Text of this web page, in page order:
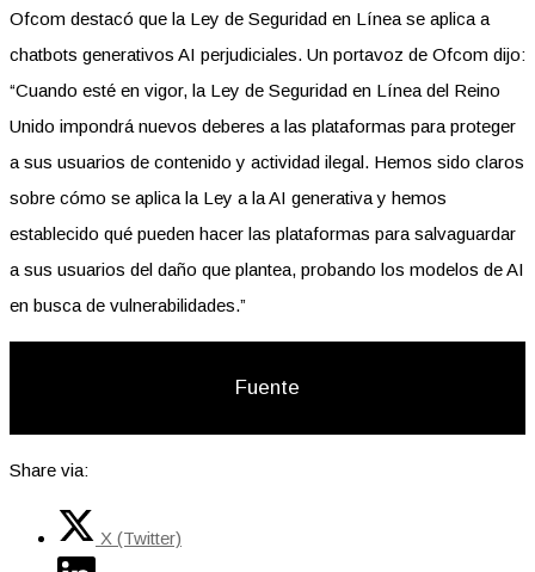
Ofcom destacó que la Ley de Seguridad en Línea se aplica a
chatbots generativos AI perjudiciales. Un portavoz de Ofcom dijo:
“Cuando esté en vigor, la Ley de Seguridad en Línea del Reino
Unido impondrá nuevos deberes a las plataformas para proteger
a sus usuarios de contenido y actividad ilegal. Hemos sido claros
sobre cómo se aplica la Ley a la AI generativa y hemos
establecido qué pueden hacer las plataformas para salvaguardar
a sus usuarios del daño que plantea, probando los modelos de AI
en busca de vulnerabilidades.”
Fuente
Share via:
X (Twitter)